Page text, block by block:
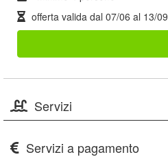
offerta valida dal 07/06 al 13/09
Servizi
Servizi a pagamento